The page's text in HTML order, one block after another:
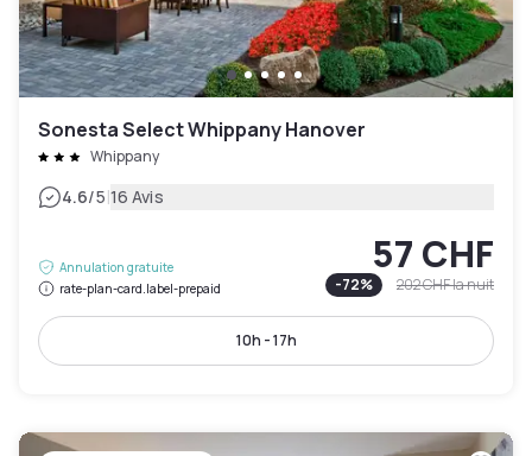
Sonesta Select Whippany Hanover
Whippany
4.6/5|16 Avis
Annulation gratuite
rate-plan-card.label-prepaid
57 CHF
-72% 202 CHFla nuit
10h - 17h